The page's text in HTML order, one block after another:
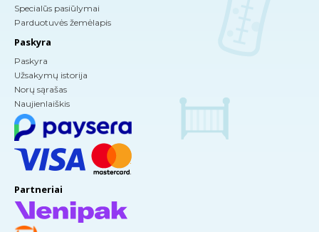
Specialūs pasiūlymai
Parduotuvės žemėlapis
Paskyra
Paskyra
Užsakymų istorija
Norų sąrašas
Naujienlaiškis
Partneriai